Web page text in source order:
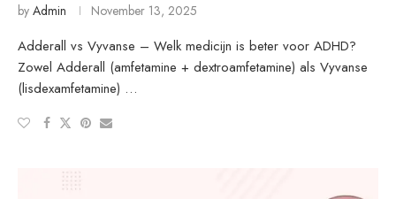
by Admin November 13, 2025
Adderall vs Vyvanse – Welk medicijn is beter voor ADHD?
Zowel Adderall (amfetamine + dextroamfetamine) als Vyvanse
(lisdexamfetamine) …